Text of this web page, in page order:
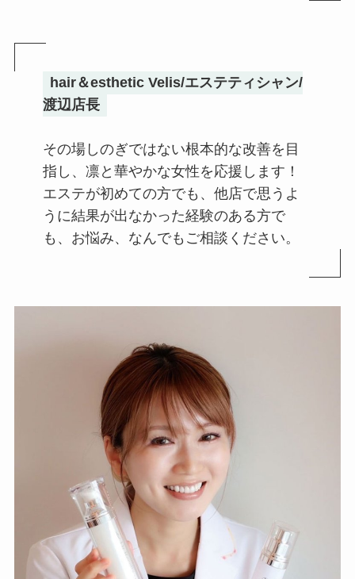
hair＆esthetic Velis/エステティシャン/
渡辺店長
その場しのぎではない根本的な改善を目
指し、凛と華やかな女性を応援します！
エステが初めての方でも、他店で思うよ
うに結果が出なかった経験のある方で
も、お悩み、なんでもご相談ください。